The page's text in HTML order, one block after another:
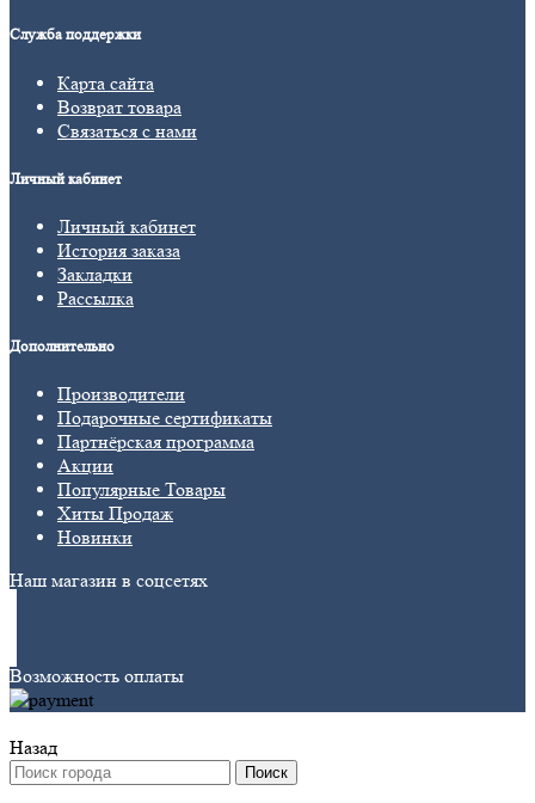
Служба поддержки
Карта сайта
Возврат товара
Связаться с нами
Личный кабинет
Личный кабинет
История заказа
Закладки
Рассылка
Дополнительно
Производители
Подарочные сертификаты
Партнёрская программа
Акции
Популярные Товары
Хиты Продаж
Новинки
Наш магазин в соцсетях
Возможность оплаты
Назад
Поиск